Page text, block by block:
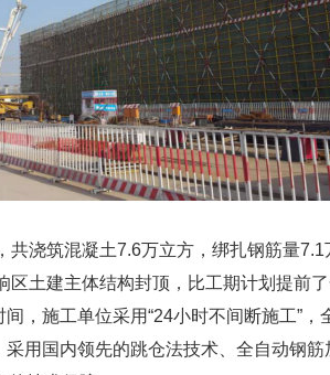
共浇筑混凝土7.6万立方，绑扎钢筋量7.1
区土建主体结构封顶，比工期计划提前
，施工单位采用“24小时不间断施工”，
用国内领先的跳仓法技术、全自动钢筋